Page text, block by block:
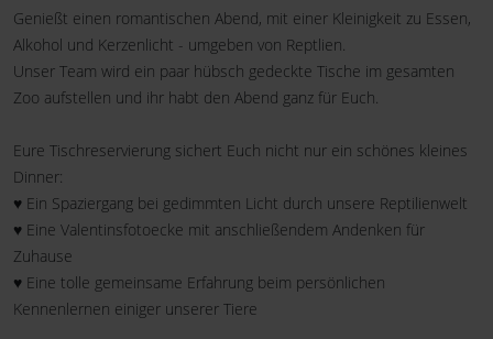
Genießt einen romantischen Abend, mit einer Kleinigkeit zu Essen,
Alkohol und Kerzenlicht - umgeben von Reptlien.
Unser Team wird ein paar hübsch gedeckte Tische im gesamten
Zoo aufstellen und ihr habt den Abend ganz für Euch.
Eure Tischreservierung sichert Euch nicht nur ein schönes kleines
Dinner:
♥ Ein Spaziergang bei gedimmten Licht durch unsere Reptilienwelt
♥ Eine Valentinsfotoecke mit anschließendem Andenken für
Zuhause
♥ Eine tolle gemeinsame Erfahrung beim persönlichen
Kennenlernen einiger unserer Tiere